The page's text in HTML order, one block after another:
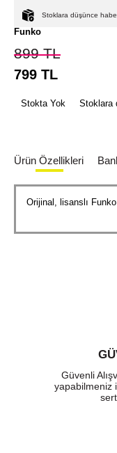
Stoklara düşünce
Funko
899TL
799 TL
Stokta Yok Stoklara
Ürün Özellikleri
Orijinal, lisanslı
Güvenli
yapabilmeniz